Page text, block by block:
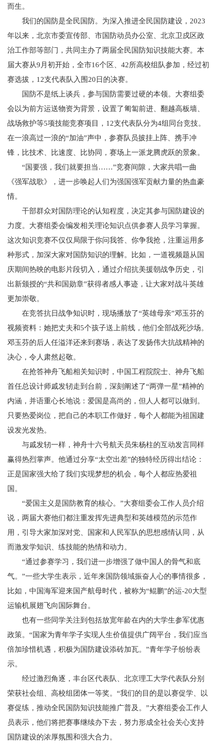
而生。
我们的国防是全民国防。为深入推进全民国防建设，2023
年以来，北京市委宣传部、市国防动员办公室、北京卫戍区政
治工作部等部门，共同主办了两届全民国防知识技能大赛。本
届大赛从9月初开始，全市16个区、42所高校组队参加，经过初
赛选拔，12支代表队入围20日的决赛。
国防不是纸上谈兵，参与国防需要过硬的本领。大赛组委
会以为前方运送物资为背景，设置了匍匐前进、翻越高板墙、
战场救护等5项技能竞赛项目，12支代表队分为4组同台竞技。
在一浪高过一浪的“加油”声中，参赛队员披挂上阵、携手冲
锋，比技术、比速度、比协同，赛场上一派龙腾虎跃的景象。
“国要强，我们就要担当……”竞赛间隙，大家共唱一曲
《强军战歌》，进一步唤起人们为强国强军贡献力量的热血豪
情。
干部群众对国防理论的认知程度，决定其参与国防建设的
力度。大赛组委会编发相关理论知识点供参赛人员学习掌握。
这次知识竞赛不仅仅局限于你问我答、你争我抢，注重运用多
种形式，加深大家对国防知识的理解。比如，一道视频题从国
庆期间热映的电影片段切入，通过介绍抗美援朝战争历史，引
出新颁授的“共和国勋章”获得者感人事迹，让大家对战斗英雄
更加崇敬。
在竞答抗日战争知识时，现场播放了“英雄母亲”邓玉芬的
视频资料：她把丈夫和5个孩子送上前线，他们全部战死沙场。
邓玉芬的后人任溢洋还来到赛场，表达了发扬伟大抗战精神的
决心，令人肃然起敬。
在抢答神舟飞船相关知识时，中国工程院院士、神舟飞船
首任总设计师戚发轫走到台前，深刻阐述了“两弹一星”精神的
内涵，并语重心长地说：爱国是高尚的，但人人都可以做到。
只要热爱岗位，把自己的本职工作做好，每个人都能为祖国建
设发光发热。
与戚发轫一样，神舟十六号航天员朱杨柱的互动发言同样
赢得热烈掌声。他通过分享“太空出差”的独特经历得出结论：
正是国家强大给了我们实现梦想的机会，每个人都应热爱祖
国。
“爱国主义是国防教育的核心。”大赛组委会工作人员介绍
说，两届大赛他们都注重发挥先进典型和英雄模范的示范作
用，引导大家加深对党、国家和人民军队的思想感情认同，从
而激发学知识、练技能的热情和动力。
“通过参赛学习，我们进一步增强了做中国人的骨气和底
气。”一些大学生表示，近年来国防领域振奋人心的事情很多，
比如，中国海军迎来国产航母时代，被称为“鲲鹏”的运-20大型
运输机展翅飞向国际舞台。
也有一些同学关注到包括放宽年龄在内的大学生参军优惠
政策。“国家为青年学子实现人生价值提供广阔平台，我们应当
倍加珍惜机遇，积极为国防建设添砖加瓦。”青年学子纷纷表
示。
经过激烈角逐，丰台区代表队、北京理工大学代表队分别
荣获社会组、高校组团体一等奖。“我们的目的是以赛促学、以
赛促练，推动全民国防知识技能推广普及。”大赛组委会工作人
员表示，他们将把赛事继续办下去，努力形成全社会关心支持
国防建设的浓厚氛围和强大合力。